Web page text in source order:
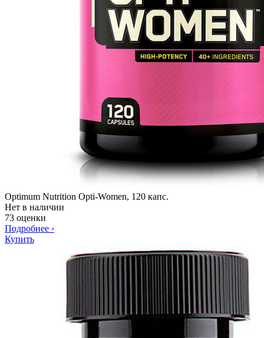
Optimum Nutrition Opti-Women, 120 капс.
Нет в наличии
73 оценки
Подробнее ›
Купить